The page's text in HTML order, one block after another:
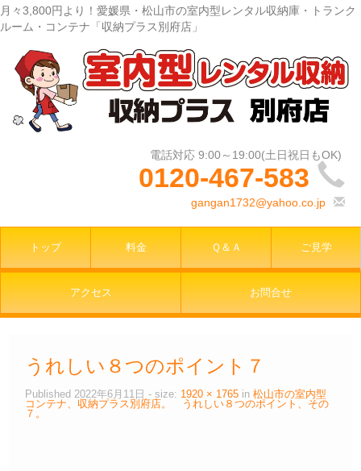
月々3,800円より！愛媛県・松山市の室内型レンタル収納庫・トランク
ルーム・コンテナ「収納プラス別府店」
0120-467-583
gangan1732@yahoo.co.jp
トップ 料金 Ｑ＆Ａ ご見学
アクセス お問合せ
うれしい８つのポイント７
Published 2022年6月11日 - size: 1920 × 1765 in 松山市の室内型
コンテナ、収納プラス別府店。 うれしい８つのポイント、その
７。